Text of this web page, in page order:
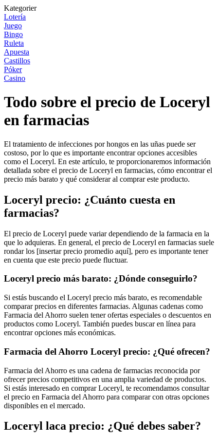
Kategorier
Lotería
Juego
Bingo
Ruleta
Apuesta
Castillos
Póker
Casino
Todo sobre el precio de Loceryl
en farmacias
El tratamiento de infecciones por hongos en las uñas puede ser
costoso, por lo que es importante encontrar opciones accesibles
como el Loceryl. En este artículo, te proporcionaremos información
detallada sobre el precio de Loceryl en farmacias, cómo encontrar el
precio más barato y qué considerar al comprar este producto.
Loceryl precio: ¿Cuánto cuesta en
farmacias?
El precio de Loceryl puede variar dependiendo de la farmacia en la
que lo adquieras. En general, el precio de Loceryl en farmacias suele
rondar los [insertar precio promedio aquí], pero es importante tener
en cuenta que este precio puede fluctuar.
Loceryl precio más barato: ¿Dónde conseguirlo?
Si estás buscando el Loceryl precio más barato, es recomendable
comparar precios en diferentes farmacias. Algunas cadenas como
Farmacia del Ahorro suelen tener ofertas especiales o descuentos en
productos como Loceryl. También puedes buscar en línea para
encontrar opciones más económicas.
Farmacia del Ahorro Loceryl precio: ¿Qué ofrecen?
Farmacia del Ahorro es una cadena de farmacias reconocida por
ofrecer precios competitivos en una amplia variedad de productos.
Si estás interesado en comprar Loceryl, te recomendamos consultar
el precio en Farmacia del Ahorro para comparar con otras opciones
disponibles en el mercado.
Loceryl laca precio: ¿Qué debes saber?